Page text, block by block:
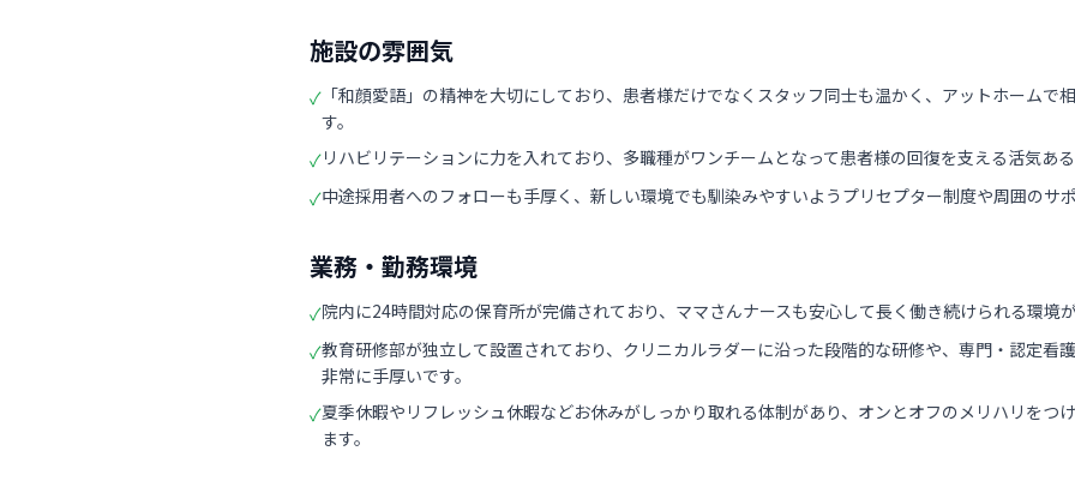
施設の雰囲気
✓ 「和顔愛語」の精神を大切にしており、患者様だけでなくスタッフ同士も温かく、アットホームで
す。
✓リハビリテーションに力を入れており、多職種がワンチームとなって患者様の回復を支える活気あ
✓中途採用者へのフォローも手厚く、新しい環境でも馴染みやすいようプリセプター制度や周囲のサ
業務・勤務環境
✓院内に24時間対応の保育所が完備されており、ママさんナースも安心して長く働き続けられる環境
✓教育研修部が独立して設置されており、クリニカルラダーに沿った段階的な研修や、専門・認定看
非常に手厚いです。
✓夏季休暇やリフレッシュ休暇などお休みがしっかり取れる体制があり、オンとオフのメリハリをつ
ます。